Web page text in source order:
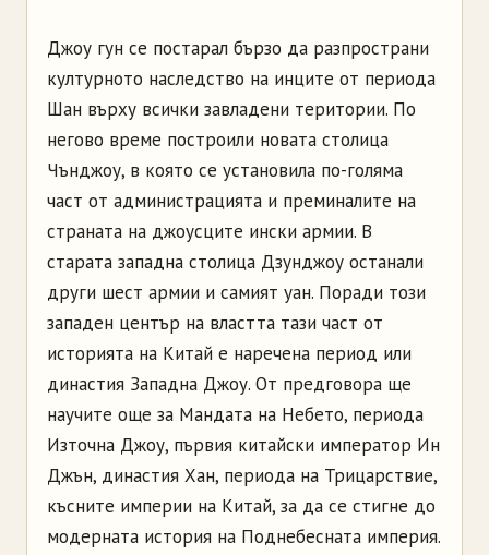
Джоу гун се постарал бързо да разпространи
културното наследство на инците от периода
Шан върху всички завладени територии. По
негово време построили новата столица
Чънджоу, в която се установила по-голяма
част от администрацията и преминалите на
страната на джоусците ински армии. В
старата западна столица Дзунджоу останали
други шест армии и самият уан. Поради този
западен център на властта тази част от
историята на Китай е наречена период или
династия Западна Джоу. От предговора ще
научите още за Мандата на Небето, периода
Източна Джоу, първия китайски император Ин
Джън, династия Хан, периода на Трицарствие,
късните империи на Китай, за да се стигне до
модерната история на Поднебесната империя.